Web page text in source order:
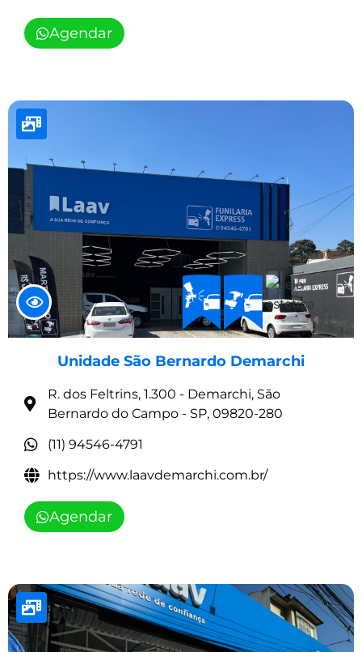
Agendar
Unidade São Bernardo Demarchi
R. dos Feltrins, 1.300 - Demarchi, São
Bernardo do Campo - SP, 09820-280
(11) 94546-4791
https://www.laavdemarchi.com.br/
Agendar